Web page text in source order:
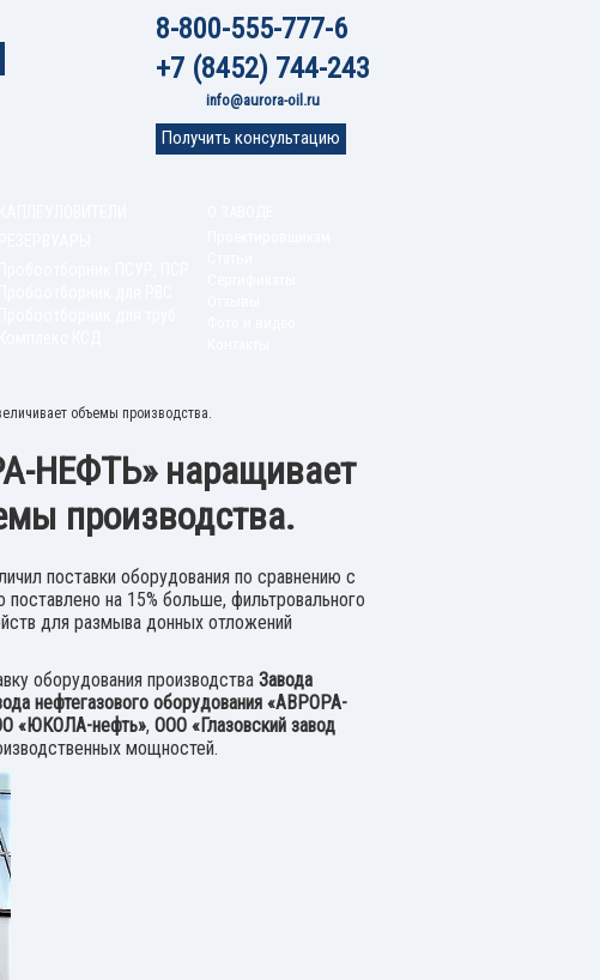
8-800-555-777-6
+7 (8452) 744-243
info@aurora-oil.ru
Получить консультацию
объемы производства.
НЕФТЬ» наращивает
производства.
поставки оборудования по сравнению с
на 15% больше, фильтровального
для размыва донных отложений
оборудования производства Завода
нефтегазового оборудования «АВРОРА-
«ЮКОЛА-нефть», ООО «Глазовский завод
мощностей.